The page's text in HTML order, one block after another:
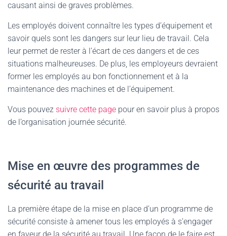
causant ainsi de graves problèmes.
Les employés doivent connaître les types d’équipement et
savoir quels sont les dangers sur leur lieu de travail. Cela
leur permet de rester à l’écart de ces dangers et de ces
situations malheureuses. De plus, les employeurs devraient
former les employés au bon fonctionnement et à la
maintenance des machines et de l’équipement.
Vous pouvez suivre cette page pour en savoir plus à propos
de l’organisation journée sécurité.
Mise en œuvre des programmes de
sécurité au travail
La première étape de la mise en place d’un programme de
sécurité consiste à amener tous les employés à s’engager